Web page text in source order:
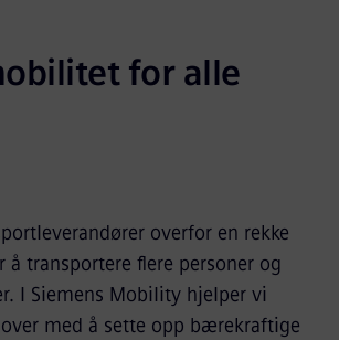
for alle
overfor en rekke
transportere flere personer og
I Siemens Mobility hjelper vi
med å sette opp bærekraftige